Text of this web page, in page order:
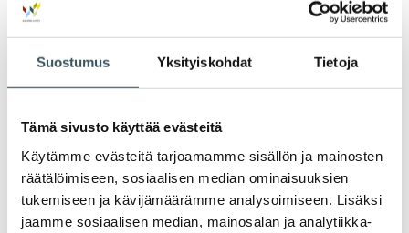
Suostumus Yksityiskohdat Tietoja
Tämä sivusto käyttää evästeitä
Käytämme evästeitä tarjoamamme sisällön ja mainosten
räätälöimiseen, sosiaalisen median ominaisuuksien
tukemiseen ja kävijämäärämme analysoimiseen. Lisäksi
jaamme sosiaalisen median, mainosalan ja analytiikka-
2022
2021
2019
2018